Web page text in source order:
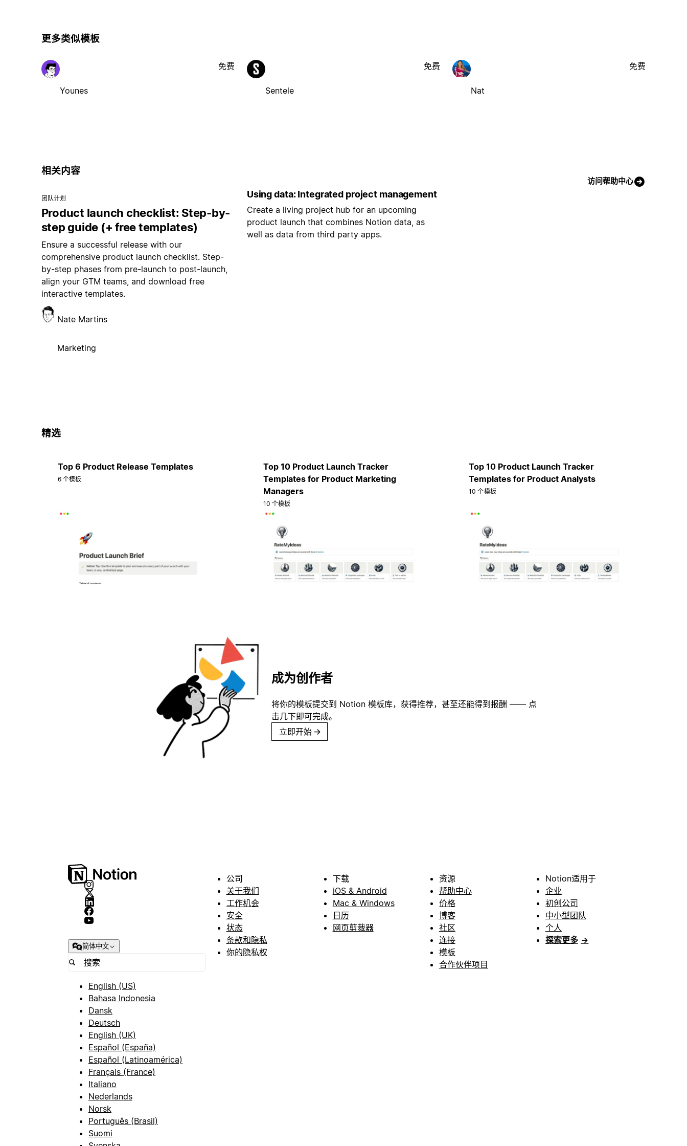
更多类似模板
Younes
免费
Sentele
免费
Nat
免费
相关内容
访问帮助中心
团队计划
Product launch checklist: Step-by-
step guide (+ free templates)
Ensure a successful release with our
comprehensive product launch checklist. Step-
by-step phases from pre-launch to post-launch,
align your GTM teams, and download free
interactive templates.
Nate Martins
Marketing
Using data: Integrated project management
Create a living project hub for an upcoming
product launch that combines Notion data, as
well as data from third party apps.
精选
Top 6 Product Release Templates
6 个模板
Top 10 Product Launch Tracker
Templates for Product Marketing
Managers
10 个模板
Top 10 Product Launch Tracker
Templates for Product Analysts
10 个模板
成为创作者
将你的模板提交到 Notion 模板库，获得推荐，甚至还能得到报酬 —— 点
击几下即可完成。
立即开始 →
简体中文
English (US)
Bahasa Indonesia
Dansk
Deutsch
English (UK)
Español (España)
Español (Latinoamérica)
Français (France)
Italiano
Nederlands
Norsk
Português (Brasil)
Suomi
公司
关于我们
工作机会
安全
状态
条款和隐私
你的隐私权
下载
iOS & Android
Mac & Windows
日历
网页剪裁器
资源
帮助中心
价格
博客
社区
连接
模板
合作伙伴项目
Notion适用于
企业
初创公司
中小型团队
个人
探索更多 →